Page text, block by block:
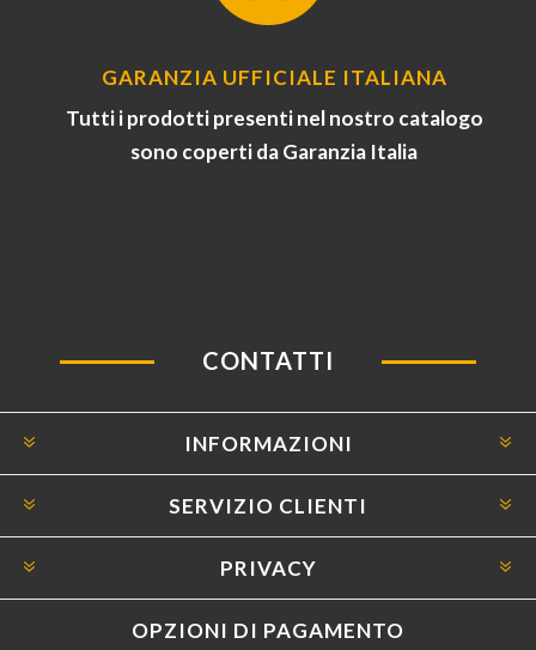
GARANZIA UFFICIALE ITALIANA
Tutti i prodotti presenti nel nostro catalogo
sono coperti da Garanzia Italia
CONTATTI
INFORMAZIONI
SERVIZIO CLIENTI
PRIVACY
OPZIONI DI PAGAMENTO